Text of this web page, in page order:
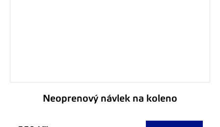
Neoprenový návlek na koleno